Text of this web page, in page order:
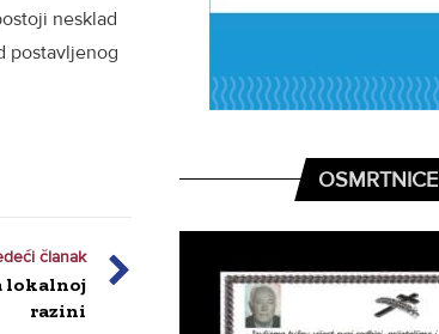
nesklad
postavljenog
članak
lokalnoj
razini
OSMRTNICE